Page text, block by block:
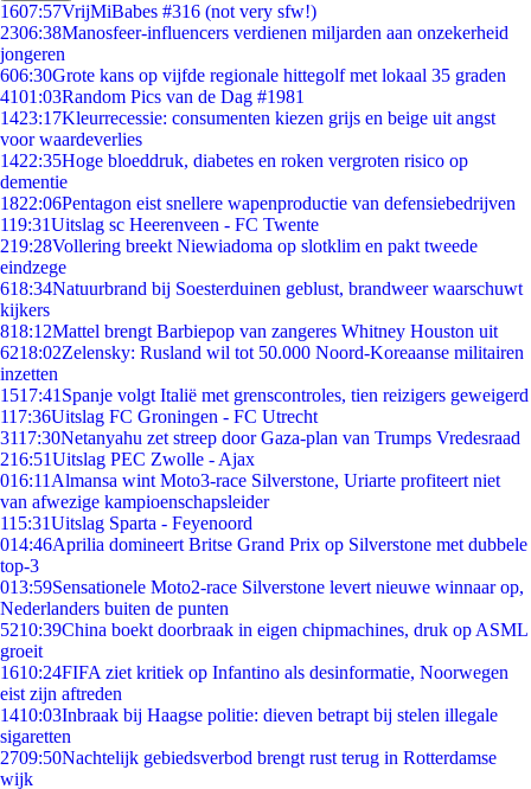
1607:57VrijMiBabes #316 (not very sfw!)
2306:38Manosfeer-influencers verdienen miljarden aan onzekerheid
jongeren
606:30Grote kans op vijfde regionale hittegolf met lokaal 35 graden
4101:03Random Pics van de Dag #1981
1423:17Kleurrecessie: consumenten kiezen grijs en beige uit angst
voor waardeverlies
1422:35Hoge bloeddruk, diabetes en roken vergroten risico op
dementie
1822:06Pentagon eist snellere wapenproductie van defensiebedrijven
119:31Uitslag sc Heerenveen - FC Twente
219:28Vollering breekt Niewiadoma op slotklim en pakt tweede
eindzege
618:34Natuurbrand bij Soesterduinen geblust, brandweer waarschuwt
kijkers
818:12Mattel brengt Barbiepop van zangeres Whitney Houston uit
6218:02Zelensky: Rusland wil tot 50.000 Noord-Koreaanse militairen
inzetten
1517:41 Spanje volgt Italië met grenscontroles, tien reizigers geweigerd
117:36Uitslag FC Groningen - FC Utrecht
3117:30Netanyahu zet streep door Gaza-plan van Trumps Vredesraad
216:51Uitslag PEC Zwolle - Ajax
016:11 Almansa wint Moto3-race Silverstone, Uriarte profiteert niet
van afwezige kampioenschapsleider
115:31Uitslag Sparta - Feyenoord
014:46Aprilia domineert Britse Grand Prix op Silverstone met dubbele
top-3
013:59Sensationele Moto2-race Silverstone levert nieuwe winnaar op,
Nederlanders buiten de punten
5210:39China boekt doorbraak in eigen chipmachines, druk op ASML
groeit
1610:24FIFA ziet kritiek op Infantino als desinformatie, Noorwegen
eist zijn aftreden
1410:03Inbraak bij Haagse politie: dieven betrapt bij stelen illegale
sigaretten
2709:50Nachtelijk gebiedsverbod brengt rust terug in Rotterdamse
wijk